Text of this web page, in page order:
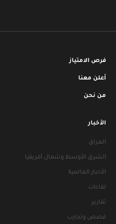
فرص الامتياز
أعلن معنا
من نحن
الأخبار
العراق
الشرق الأوسط وشمال أفريقيا
الأخبار العالمية
لقاءات
تقارير
قصص وتجارب